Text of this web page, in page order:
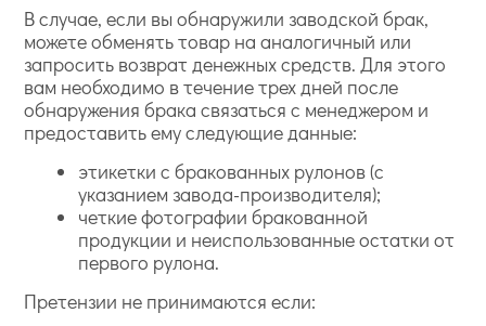
В случае, если вы обнаружили заводской брак,
можете обменять товар на аналогичный или
запросить возврат денежных средств. Для этого
вам необходимо в течение трех дней после
обнаружения брака связаться с менеджером и
предоставить ему следующие данные:
этикетки с бракованных рулонов (с
указанием завода-производителя);
четкие фотографии бракованной
продукции и неиспользованные остатки от
первого рулона.
Претензии не принимаются если: